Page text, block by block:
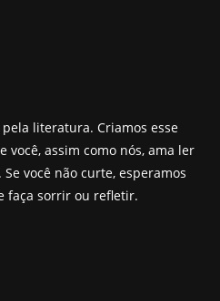
literatura. Criamos esse
você, assim como nós, ama ler
você não curte, esperamos
faça sorrir ou refletir.